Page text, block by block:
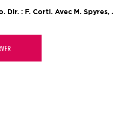
Dir. : F. Corti. Avec M.